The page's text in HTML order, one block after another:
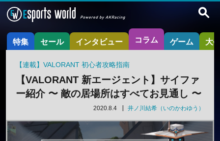
特集 セール インタビュー コラム ゲーム 大
【連載】VALORANT 初心者攻略指南
【VALORANT 新エージェント】サイファ
ー紹介 〜 敵の居場所はすべてお見通し 〜
2020.8.4 井ノ川結希（いのかわゆう）